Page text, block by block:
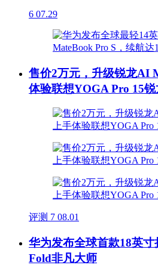
6 07.29
售价2万元，升级锐龙AI
体验联想YOGA Pro 15锐
评测 7 08.01
华为发布全球首款18英
Fold非凡大师